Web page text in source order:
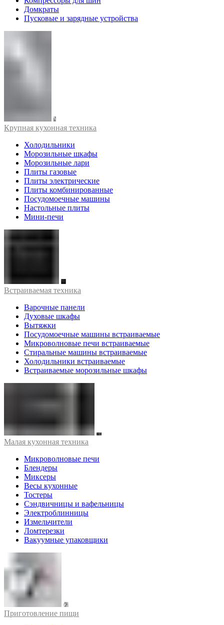
Домкраты
Пусковые и зарядные устройства
Крупная кухонная техника
Холодильники
Морозильные шкафы
Морозильные лари
Плиты газовые
Плиты электрические
Плиты комбинированные
Посудомоечные машины
Настольные плиты
Мини-печи
Встраиваемая техника
Варочные панели
Духовые шкафы
Вытяжки
Посудомоечные машины встраиваемые
Микроволновые печи встраиваемые
Стиральные машины встраиваемые
Холодильники встраиваемые
Встраиваемые морозильные шкафы
Малая кухонная техника
Микроволновые печи
Блендеры
Миксеры
Весы кухонные
Тостеры
Сэндвичницы и вафельницы
Электроблинницы
Измельчители
Ломтерезки
Вакуумные упаковщики
Приготовление пищи